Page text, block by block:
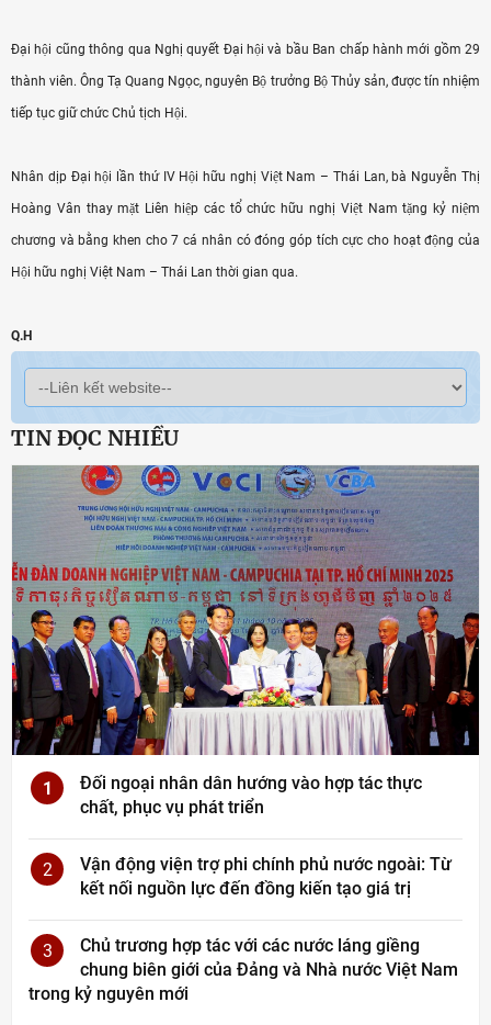
Đại hội cũng thông qua Nghị quyết Đại hội và bầu Ban chấp hành mới gồm 29
thành viên. Ông Tạ Quang Ngọc, nguyên Bộ trưởng Bộ Thủy sản, được tín nhiệm
tiếp tục giữ chức Chủ tịch Hội.
Nhân dịp Đại hội lần thứ IV Hội hữu nghị Việt Nam – Thái Lan, bà Nguyễn Thị
Hoàng Vân thay mặt Liên hiệp các tổ chức hữu nghị Việt Nam tặng kỷ niệm
chương và bằng khen cho 7 cá nhân có đóng góp tích cực cho hoạt động của
Hội hữu nghị Việt Nam – Thái Lan thời gian qua.
Q.H
TIN ĐỌC NHIỀU
1
Đối ngoại nhân dân hướng vào hợp tác thực
chất, phục vụ phát triển
2
Vận động viện trợ phi chính phủ nước ngoài: Từ
kết nối nguồn lực đến đồng kiến tạo giá trị
3
Chủ trương hợp tác với các nước láng giềng
chung biên giới của Đảng và Nhà nước Việt Nam
trong kỷ nguyên mới